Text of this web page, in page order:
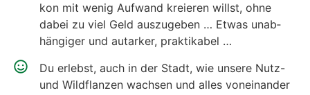
kon mit wenig Auf­wand kre­ieren willst, ohne
dabei zu viel Geld aus­zu­ge­ben … Etwas unab­
hän­gi­ger und aut­ar­ker, prak­ti­ka­bel …
Du erlebst, auch in der Stadt, wie unse­re Nutz-
und Wild­flan­zen wach­sen und alles von­ein­an­der